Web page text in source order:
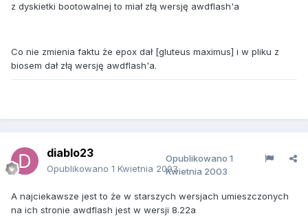
z dyskietki bootowalnej to miał złą wersję awdflash'a
Co nie zmienia faktu że epox dał [gluteus maximus] i w pliku z
biosem dał złą wersję awdflash'a.
diablo23
Opublikowano 1 Kwietnia 2003
Opublikowano 1
Kwietnia 2003
A najciekawsze jest to że w starszych wersjach umieszczonych
na ich stronie awdflash jest w wersji 8.22a